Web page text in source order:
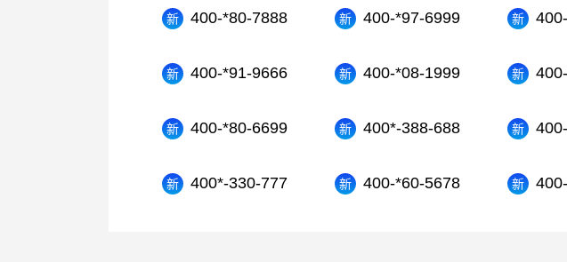
400-*80-7888 400-*97-6999
400-*91-9666 400-*08-1999
400-*80-6699 400*-388-688
400*-330-777 400-*60-5678